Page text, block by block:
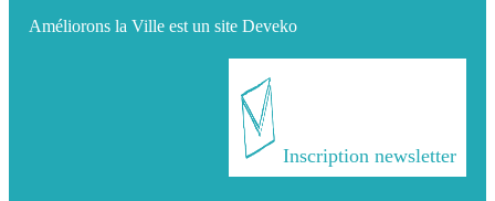
Améliorons la Ville est un site Deveko
Inscription newsletter